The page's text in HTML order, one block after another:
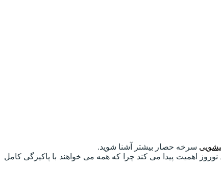
سرخه حصار بیشتر آشنا شوید.
اهمیت پیدا می کند چرا که همه می خواهند با پاکیزگی کامل